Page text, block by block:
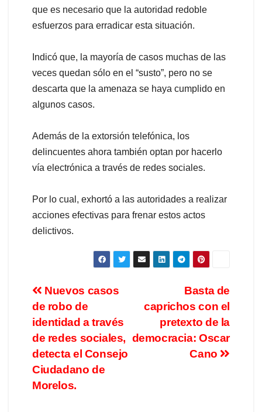
que es necesario que la autoridad redoble
esfuerzos para erradicar esta situación.
Indicó que, la mayoría de casos muchas de las
veces quedan sólo en el “susto”, pero no se
descarta que la amenaza se haya cumplido en
algunos casos.
Además de la extorsión telefónica, los
delincuentes ahora también optan por hacerlo
vía electrónica a través de redes sociales.
Por lo cual, exhortó a las autoridades a realizar
acciones efectivas para frenar estos actos
delictivos.
Basta de
caprichos con el
pretexto de la
democracia: Oscar
Cano
Nuevos casos
de robo de
identidad a través
de redes sociales,
detecta el Consejo
Ciudadano de
Morelos.